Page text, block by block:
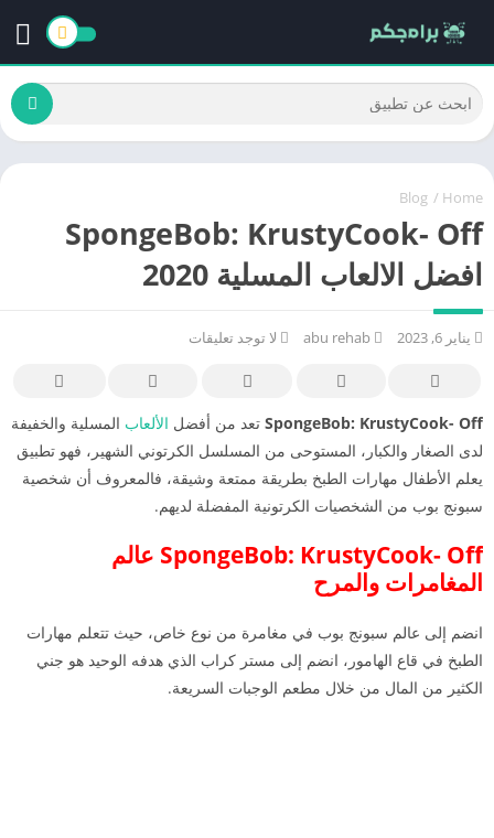
Home
/
Blog
SpongeBob: KrustyCook- Off
افضل الالعاب المسلية 2020
يناير 6, 2023 لا توجد تعليقات
SpongeBob: KrustyCook- Off تعد من أفضل الألعاب المسلية والخفيفة
لدى الصغار والكبار، المستوحى من المسلسل الكرتوني الشهير، فهو تطبيق
يعلم الأطفال مهارات الطبخ بطريقة ممتعة وشيقة، فالمعروف أن شخصية
سبونج بوب من الشخصيات الكرتونية المفضلة لديهم.
SpongeBob: KrustyCook- Off عالم
المغامرات والمرح
انضم إلى عالم سبونج بوب في مغامرة من نوع خاص، حيث تتعلم مهارات
الطبخ في قاع الهامور، انضم إلى مستر كراب الذي هدفه الوحيد هو جني
الكثير من المال من خلال مطعم الوجبات السريعة.